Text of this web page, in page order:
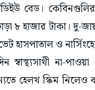
বেড।
৮ হাজার টাকা। দু-
হাসপাতাল ও
স্বাস্থ্যসাথী না-
হেলথ স্কিম নিলেও